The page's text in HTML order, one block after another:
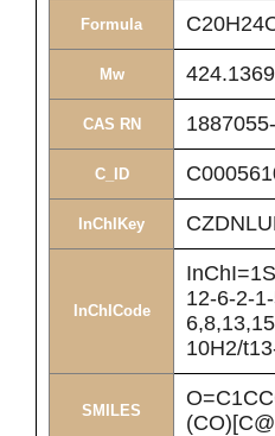
Formula
Mw
CAS RN
C_ID
InChIKey
InChICode
12-6-2-
10H2/
SMILES